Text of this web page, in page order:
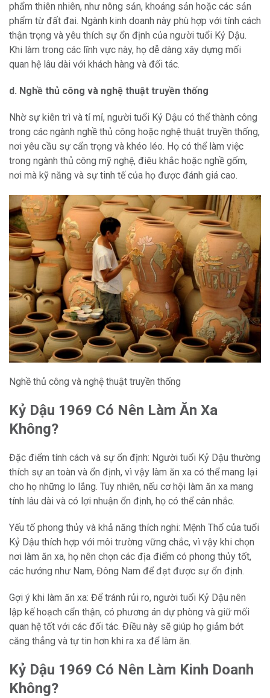
phẩm thiên nhiên, như nông sản, khoáng sản hoặc các sản
phẩm từ đất đai. Ngành kinh doanh này phù hợp với tính cách
thận trọng và yêu thích sự ổn định của người tuổi Kỷ Dậu.
Khi làm trong các lĩnh vực này, họ dễ dàng xây dựng mối
quan hệ lâu dài với khách hàng và đối tác.
d. Nghề thủ công và nghệ thuật truyền thống
Nhờ sự kiên trì và tỉ mỉ, người tuổi Kỷ Dậu có thể thành công
trong các ngành nghề thủ công hoặc nghệ thuật truyền thống,
nơi yêu cầu sự cẩn trọng và khéo léo. Họ có thể làm việc
trong ngành thủ công mỹ nghệ, điêu khắc hoặc nghề gốm,
nơi mà kỹ năng và sự tinh tế của họ được đánh giá cao.
Nghề thủ công và nghệ thuật truyền thống
Kỷ Dậu 1969 Có Nên Làm Ăn Xa
Không?
Đặc điểm tính cách và sự ổn định: Người tuổi Kỷ Dậu thường
thích sự an toàn và ổn định, vì vậy làm ăn xa có thể mang lại
cho họ những lo lắng. Tuy nhiên, nếu cơ hội làm ăn xa mang
tính lâu dài và có lợi nhuận ổn định, họ có thể cân nhắc.
Yếu tố phong thủy và khả năng thích nghi: Mệnh Thổ của tuổi
Kỷ Dậu thích hợp với môi trường vững chắc, vì vậy khi chọn
nơi làm ăn xa, họ nên chọn các địa điểm có phong thủy tốt,
các hướng như Nam, Đông Nam để đạt được sự ổn định.
Gợi ý khi làm ăn xa: Để tránh rủi ro, người tuổi Kỷ Dậu nên
lập kế hoạch cẩn thận, có phương án dự phòng và giữ mối
quan hệ tốt với các đối tác. Điều này sẽ giúp họ giảm bớt
căng thẳng và tự tin hơn khi ra xa để làm ăn.
Kỷ Dậu 1969 Có Nên Làm Kinh Doanh
Không?